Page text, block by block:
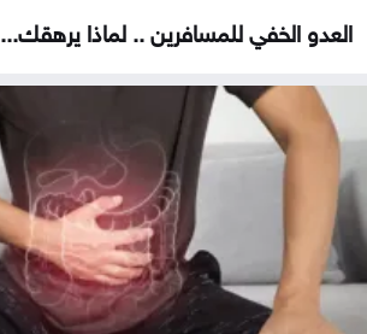
العدو الخفي للمسافرين .. لماذا يرهقك...